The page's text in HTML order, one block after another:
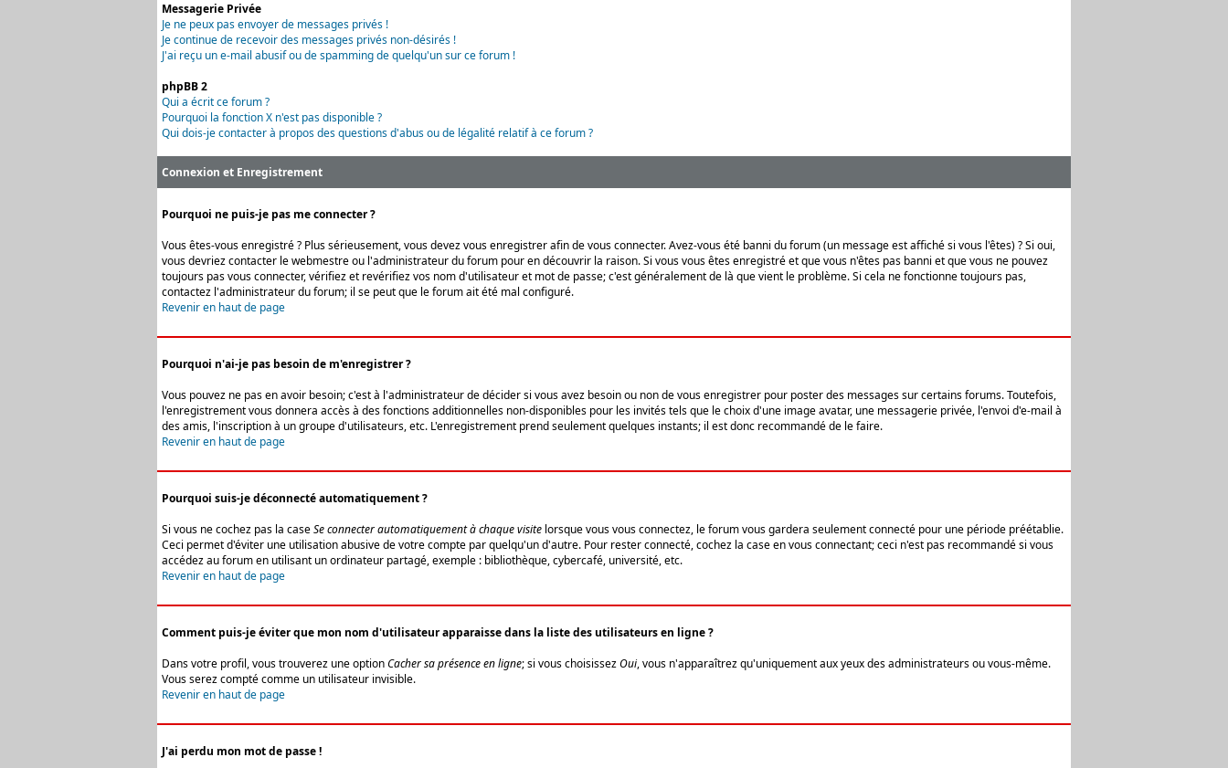
Messagerie Privée
Je ne peux pas envoyer de messages privés !
Je continue de recevoir des messages privés non-désirés !
J'ai reçu un e-mail abusif ou de spamming de quelqu'un sur ce forum !
phpBB 2
Qui a écrit ce forum ?
Pourquoi la fonction X n'est pas disponible ?
Qui dois-je contacter à propos des questions d'abus ou de légalité relatif à ce forum ?
Connexion et Enregistrement
Pourquoi ne puis-je pas me connecter ?
Vous êtes-vous enregistré ? Plus sérieusement, vous devez vous enregistrer afin de vous connecter. Avez-vous été banni du forum (un message est affiché si vous l'êtes) ? Si oui,
vous devriez contacter le webmestre ou l'administrateur du forum pour en découvrir la raison. Si vous vous êtes enregistré et que vous n'êtes pas banni et que vous ne pouvez
toujours pas vous connecter, vérifiez et revérifiez vos nom d'utilisateur et mot de passe; c'est généralement de là que vient le problème. Si cela ne fonctionne toujours pas,
contactez l'administrateur du forum; il se peut que le forum ait été mal configuré.
Revenir en haut de page
Pourquoi n'ai-je pas besoin de m'enregistrer ?
Vous pouvez ne pas en avoir besoin; c'est à l'administrateur de décider si vous avez besoin ou non de vous enregistrer pour poster des messages sur certains forums. Toutefois,
l'enregistrement vous donnera accès à des fonctions additionnelles non-disponibles pour les invités tels que le choix d'une image avatar, une messagerie privée, l'envoi d'e-mail à
des amis, l'inscription à un groupe d'utilisateurs, etc. L'enregistrement prend seulement quelques instants; il est donc recommandé de le faire.
Revenir en haut de page
Pourquoi suis-je déconnecté automatiquement ?
Si vous ne cochez pas la caseSe connecter automatiquement à chaque visite lorsque vous vous connectez, le forum vous gardera seulement connecté pour une période préétablie.
Ceci permet d'éviter une utilisation abusive de votre compte par quelqu'un d'autre. Pour rester connecté, cochez la case en vous connectant; ceci n'est pas recommandé si vous
accédez au forum en utilisant un ordinateur partagé, exemple : bibliothèque, cybercafé, université, etc.
Revenir en haut de page
Comment puis-je éviter que mon nom d'utilisateur apparaisse dans la liste des utilisateurs en ligne ?
Dans votre profil, vous trouverez une optionCacher sa présence en ligne; si vous choisissezOui, vous n'apparaîtrez qu'uniquement aux yeux des administrateurs ou vous-même.
Vous serez compté comme un utilisateur invisible.
Revenir en haut de page
J'ai perdu mon mot de passe !